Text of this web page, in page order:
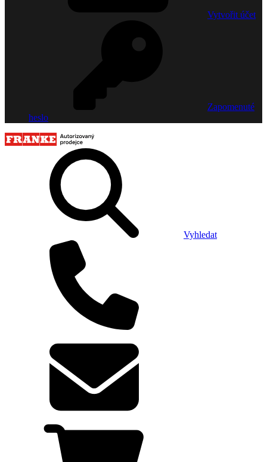
Vytvořit účet
Zapomenuté
heslo
Vyhledat